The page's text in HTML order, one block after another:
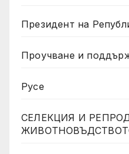
Президент на
Проучване и
Русе
СЕЛЕКЦИЯ И